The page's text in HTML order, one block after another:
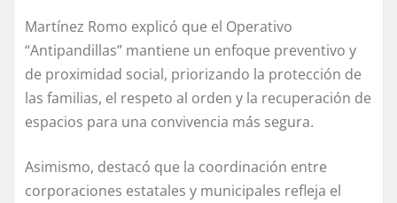
Martínez Romo explicó que el Operativo
“Antipandillas” mantiene un enfoque preventivo y
de proximidad social, priorizando la protección de
las familias, el respeto al orden y la recuperación de
espacios para una convivencia más segura.
Asimismo, destacó que la coordinación entre
corporaciones estatales y municipales refleja el